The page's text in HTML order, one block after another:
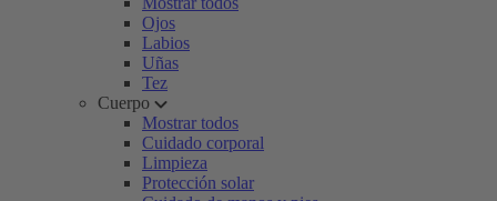
Ojos
Labios
Uñas
Tez
Cuerpo
Mostrar todos
Cuidado corporal
Limpieza
Protección solar